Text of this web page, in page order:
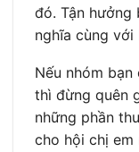
đó. Tận hưởng
nghĩa cùng
Nếu nhóm
thì đừng quên
những phần
cho hội chị em